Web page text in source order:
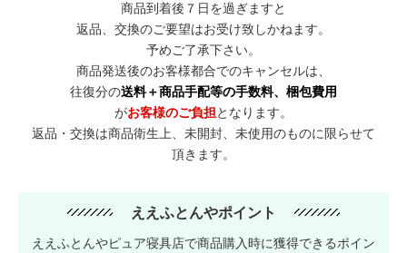
商品到着後７日を過ぎますと
返品、交換のご要望はお受け致しかねます。
予めご了承下さい。
商品発送後のお客様都合でのキャンセルは、
往復分の送料＋商品手配等の手数料、梱包費用
がお客様のご負担となります。
返品・交換は商品衛生上、未開封、未使用のものに限らせて
頂きます。
ええふとんやポイント
ええふとんやピュア寝具店で商品購入時に獲得できるポイン